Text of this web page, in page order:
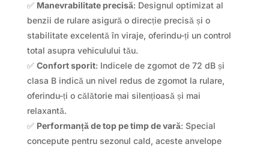
✅ Manevrabilitate precisă: Designul optimizat al
benzii de rulare asigură o direcție precisă și o
stabilitate excelentă în viraje, oferindu-ți un control
total asupra vehiculului tău.
✅ Confort sporit: Indicele de zgomot de 72 dB și
clasa B indică un nivel redus de zgomot la rulare,
oferindu-ți o călătorie mai silențioasă și mai
relaxantă.
✅ Performanță de top pe timp de vară: Special
concepute pentru sezonul cald, aceste anvelope